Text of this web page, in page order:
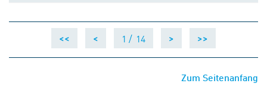
<< < 1 / 14 > >>
Zum Seitenanfang